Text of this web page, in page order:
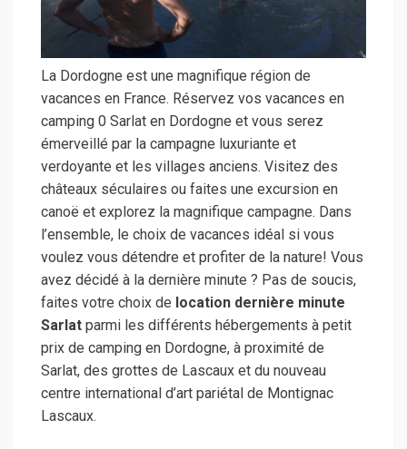
La Dordogne est une magnifique région de
vacances en France. Réservez vos vacances en
camping 0 Sarlat en Dordogne et vous serez
émerveillé par la campagne luxuriante et
verdoyante et les villages anciens. Visitez des
châteaux séculaires ou faites une excursion en
canoë et explorez la magnifique campagne. Dans
l’ensemble, le choix de vacances idéal si vous
voulez vous détendre et profiter de la nature! Vous
avez décidé à la dernière minute ? Pas de soucis,
faites votre choix de location dernière minute
Sarlat parmi les différents hébergements à petit
prix de camping en Dordogne, à proximité de
Sarlat, des grottes de Lascaux et du nouveau
centre international d’art pariétal de Montignac
Lascaux.